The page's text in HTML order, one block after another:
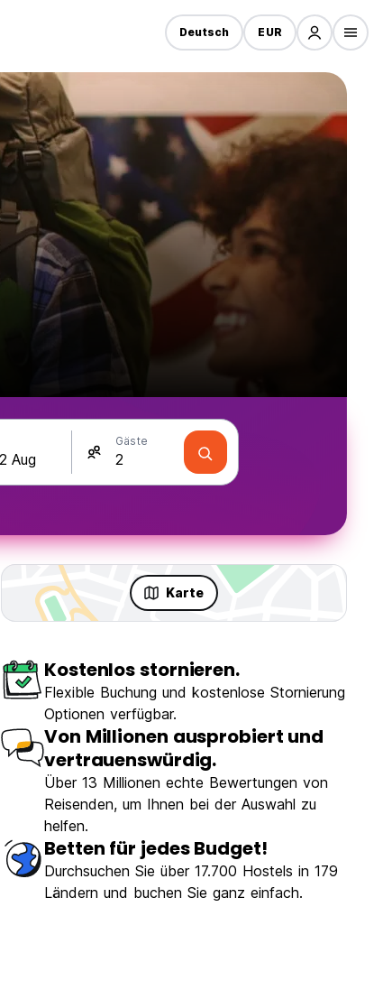
Deutsch EUR
Gäste
Karte
Kostenlos stornieren.
Flexible Buchung und kostenlose Stornierung
Optionen verfügbar.
Von Millionen ausprobiert und
vertrauenswürdig.
Über 13 Millionen echte Bewertungen von
Reisenden, um Ihnen bei der Auswahl zu
helfen.
Betten für jedes Budget!
Durchsuchen Sie über 17.700 Hostels in 179
Ländern und buchen Sie ganz einfach.